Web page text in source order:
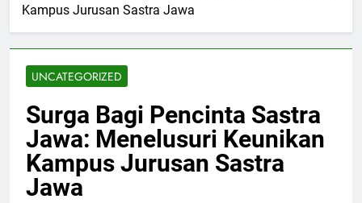
Kampus Jurusan Sastra Jawa
UNCATEGORIZED
Surga Bagi Pencinta Sastra
Jawa: Menelusuri Keunikan
Kampus Jurusan Sastra
Jawa